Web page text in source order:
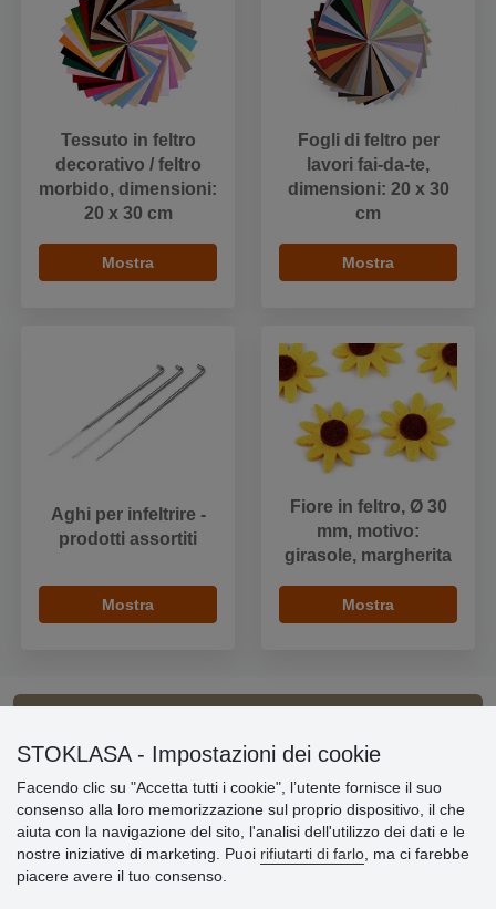
Tessuto in feltro
decorativo / feltro
morbido, dimensioni:
20 x 30 cm
Mostra
Fogli di feltro per
lavori fai-da-te,
dimensioni: 20 x 30
cm
Mostra
Aghi per infeltrire -
prodotti assortiti
Mostra
Fiore in feltro, Ø 30
mm, motivo:
girasole, margherita
Mostra
Informazioni importanti
» Impostazioni dei cookie
» Termini & Condizioni
» Informativa sulla Privacy
» Consegna e pagamento
» Garanzia e resi
STOKLASA - Impostazioni dei cookie
Facendo clic su "Accetta tutti i cookie", l’utente fornisce il suo
consenso alla loro memorizzazione sul proprio dispositivo, il che
aiuta con la navigazione del sito, l'analisi dell'utilizzo dei dati e le
nostre iniziative di marketing. Puoi rifiutarti di farlo , ma ci farebbe
piacere avere il tuo consenso.